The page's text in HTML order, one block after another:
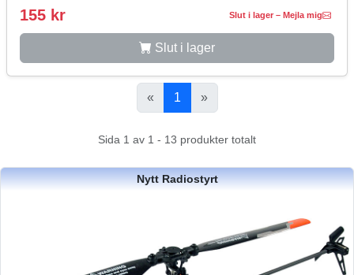
155 kr Slut i lager – Mejla mig
Slut i lager
« 1 »
Sida 1 av 1 - 13 produkter totalt
Nytt Radiostyrt